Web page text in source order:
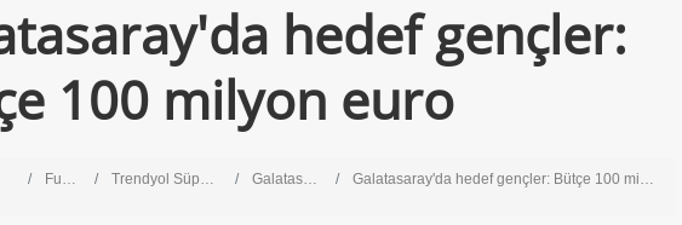
hedef gençler:
100 milyon euro
Futbol Trendyol Süper Lig Galatasaray Galatasaray'da hedef gençler: Bütçe 100 milyon euro